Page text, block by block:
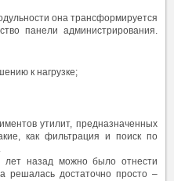
она трансформируется
панели администрирования.
к нагрузке;
утилит, предназначенных
как фильтрация и поиск по
лет назад можно было отнести
решалась достаточно просто –